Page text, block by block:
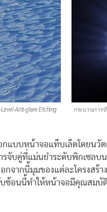
Level Anti-glare Etching กระบวนการจั
แบบหน้าจอแท็บเล็ตโดยนวัต
ารจับคู่ที่แม่นยำระดับพิกเซล
กจากนี้มุมของแต่ละโครงสร้
ซ้อนนี้ทำให้หน้าจอมีคุณสม